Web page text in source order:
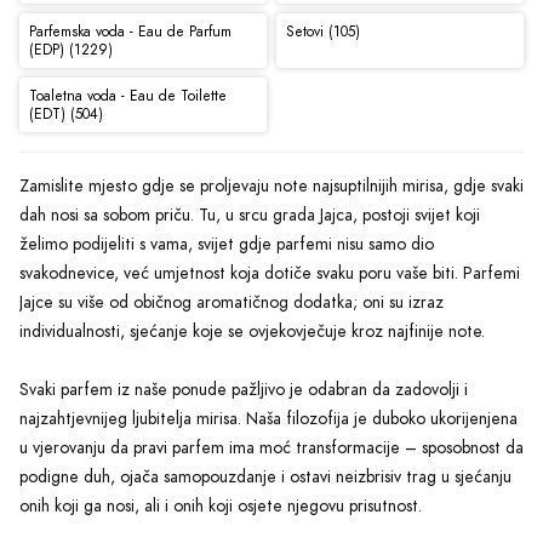
Parfemska voda - Eau de Parfum
(EDP) (1229)
Setovi (105)
Toaletna voda - Eau de Toilette
(EDT) (504)
Zamislite mjesto gdje se proljevaju note najsuptilnijih mirisa, gdje svaki
dah nosi sa sobom priču. Tu, u srcu grada Jajca, postoji svijet koji
želimo podijeliti s vama, svijet gdje parfemi nisu samo dio
svakodnevice, već umjetnost koja dotiče svaku poru vaše biti. Parfemi
Jajce su više od običnog aromatičnog dodatka; oni su izraz
individualnosti, sjećanje koje se ovjekovječuje kroz najfinije note.
Svaki parfem iz naše ponude pažljivo je odabran da zadovolji i
najzahtjevnijeg ljubitelja mirisa. Naša filozofija je duboko ukorijenjena
u vjerovanju da pravi parfem ima moć transformacije – sposobnost da
podigne duh, ojača samopouzdanje i ostavi neizbrisiv trag u sjećanju
onih koji ga nosi, ali i onih koji osjete njegovu prisutnost.